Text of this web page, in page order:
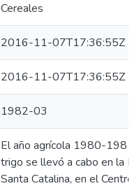
Cereales
2016-11-07T17:36:55Z
2016-11-07T17:36:55Z
1982-03
El año agrícola 1980-1981
trigo se llevó a cabo en la
Santa Catalina, en el